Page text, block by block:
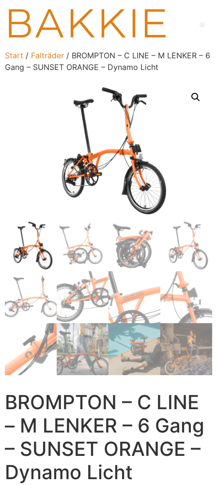
Start / Falträder / BROMPTON – C LINE – M LENKER – 6
Gang – SUNSET ORANGE – Dynamo Licht
BROMPTON – C LINE
– M LENKER – 6 Gang
– SUNSET ORANGE –
Dynamo Licht